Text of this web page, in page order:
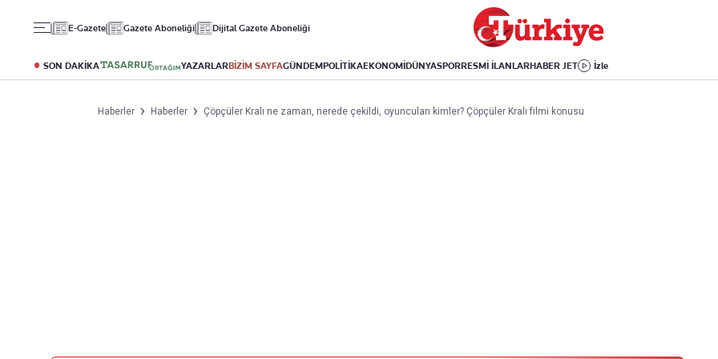
E-Gazete Gazete Aboneliği Dijital Gazete Aboneliği
SON DAKİKA YAZARLARBİZİM SAYFAGÜNDEMPOLİTİKAEKONOMİDÜNYASPORRESMİ İLANLARHABER JET İzle
Altın
Döviz
Kripto Para
Puan Durumu
Fikstür
Avrupa Ligi
Avrupa
Amerika
İsrail-Gazze
Yaşam
Sağlık
Yemek
Aktüel
Kitap
Haberler Haberler Çöpçüler Kralı ne zaman, nerede çekildi, oyuncuları kimler? Çöpçüler Kralı filmi konusu